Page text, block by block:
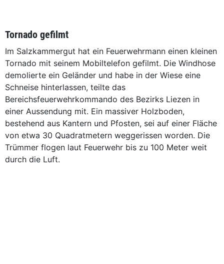
Tornado gefilmt
Im Salzkammergut hat ein Feuerwehrmann einen kleinen
Tornado mit seinem Mobiltelefon gefilmt. Die Windhose
demolierte ein Geländer und habe in der Wiese eine
Schneise hinterlassen, teilte das
Bereichsfeuerwehrkommando des Bezirks Liezen in
einer Aussendung mit. Ein massiver Holzboden,
bestehend aus Kantern und Pfosten, sei auf einer Fläche
von etwa 30 Quadratmetern weggerissen worden. Die
Trümmer flogen laut Feuerwehr bis zu 100 Meter weit
durch die Luft.